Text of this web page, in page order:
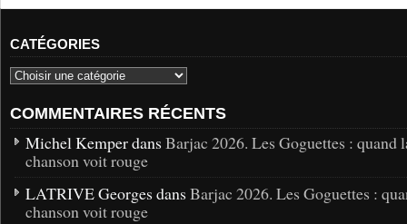
CATÉGORIES
COMMENTAIRES RÉCENTS
Michel Kemper dans Barjac 2026. Les Goguettes : quand
chanson voit rouge
LATRIVE Georges dans Barjac 2026. Les Goguettes :
chanson voit rouge